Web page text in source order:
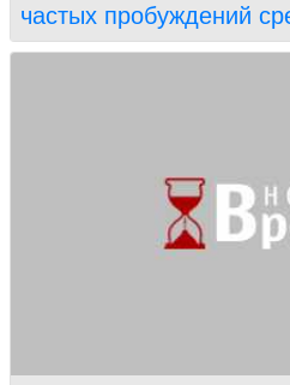
частых пробуждений